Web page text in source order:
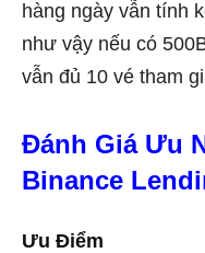
hàng ngày vẫn tính
như vậy nếu có
vẫn đủ 10 vé tham
Đánh Giá Ưu
Binance
Ưu Điểm